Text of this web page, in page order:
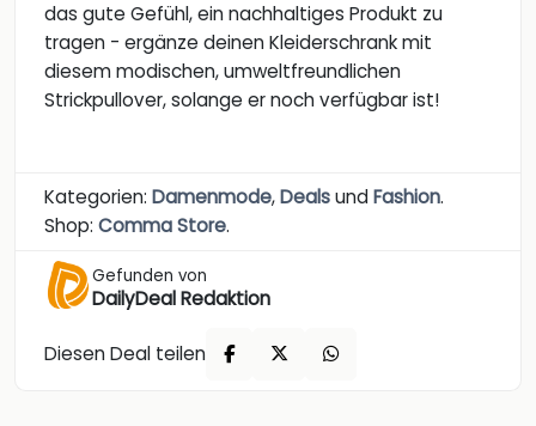
das gute Gefühl, ein nachhaltiges Produkt zu
tragen - ergänze deinen Kleiderschrank mit
diesem modischen, umweltfreundlichen
Strickpullover, solange er noch verfügbar ist!
Kategorien: Damenmode,DealsundFashion.
Shop: Comma Store.
Gefunden von
DailyDeal Redaktion
Diesen Deal teilen